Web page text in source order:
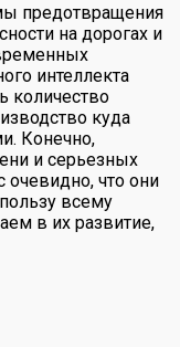
предотвращения
на дорогах и
интеллекта
количество
куда
Конечно,
и серьезных
что они
всему
в их развитие,